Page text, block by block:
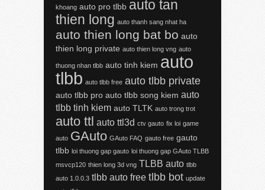
khoang auto pro tlbb auto tan
thien long auto thanh sang nhat ha
auto thien long bat bo auto
thien long private auto thien long vng auto
thuong nhan tlbb auto tinh kiem auto
tlbb auto tlbb free auto tlbb private
auto tlbb pro auto tlbb song kiem auto
tlbb tinh kiem auto TLTK auto trong trot
auto ttl auto ttl3d ctv gauto fix loi game
auto GAuto GAuto FAQ gauto free gauto
tlbb loi thuong gap gauto loi thuong gap GAuto TLBB
msvcp120 thien long 3d vng TLBB auto tlbb
auto 1.0.0.3 tlbb auto free tlbb bot update